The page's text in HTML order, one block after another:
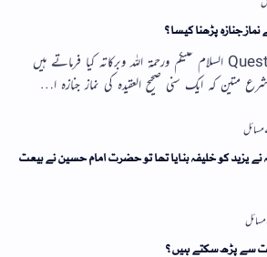
پڑھنا کیسا؟
Question S. No. #40 السلام علیکم ورحمۃ اللہ وبرکاتہ کیا فرماتے ہیں
سنی صحیح العقیدہ کی نماز جنازہ ا…
بنایا تھا تو حضرت امام حسین نے بیعت
سکتے ہیں؟